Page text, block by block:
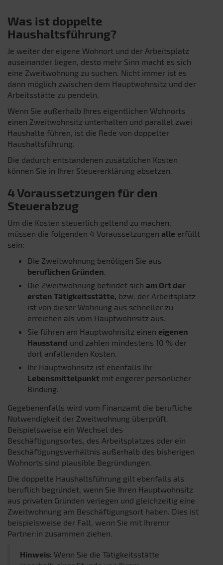
Was ist doppelte
Haushaltsführung?
Je weiter der eigene Wohnort und der Arbeitsplatz
auseinander liegen, desto mehr Sinn macht es sich
eine Zweitwohnung zu suchen. Nicht immer ist es
dann möglich zwischen dem Hauptwohnsitz und der
Arbeitsstätte zu pendeln.
Wenn Sie außerhalb Ihres eigentlichen Wohnorts
einen Zweitwohnsitz unterhalten und parallel zwei
Haushalte führen, ist die Rede von doppelter
Haushaltsführung.
Die dadurch entstandenen zusätzlichen Kosten
können Sie in Ihrer Steuererklärung absetzen.
4 Voraussetzungen für den
Steuerabzug
Um die Kosten steuerlich geltend zu machen,
müssen die folgenden 4 Voraussetzungen alle erfüllt
sein:
Die Zweitwohnung benötigen Sie aus
beruflichen Gründen
Die Zweitwohnung befindet sich am Ort der
ersten Tätigkeitsstätte, bzw. der Arbeitsplatz
ist von dieser Wohnung aus schneller zu
erreichen als vom Hauptwohnsitz aus.
Sie führen am Hauptwohnsitz einen eigenen
Hausstand und zahlen mindestens 10 % der
dort anfallenden Kosten.
Ihr Hauptwohnsitz ist ebenfalls Ihr
Lebensmittelpunkt mit engerer persönlicher
Bindung.
Gegebenenfalls wird vom Finanzamt die berufliche
Notwendigkeit der Zweitwohnung überprüft.
Beispielsweise ein Wechsel des
Beschäftigungsortes, des Arbeitsplatzes oder ein
Beschäftigungsverhältnis außerhalb des bisherigen
Wohnorts sind plausible Begründungen.
Die doppelte Haushaltsführung gilt ebenfalls als
beruflich begründet, wenn Sie Ihren Hauptwohnsitz
aus privaten Gründen verlegen und gleichzeitig eine
Zweitwohnung am Beschäftigungsort haben. Dies ist
beispielsweise der Fall, wenn Sie mit Ihrem:r
Partner:in zusammen ziehen.
Hinweis: Wenn Sie die Tätigkeitsstätte